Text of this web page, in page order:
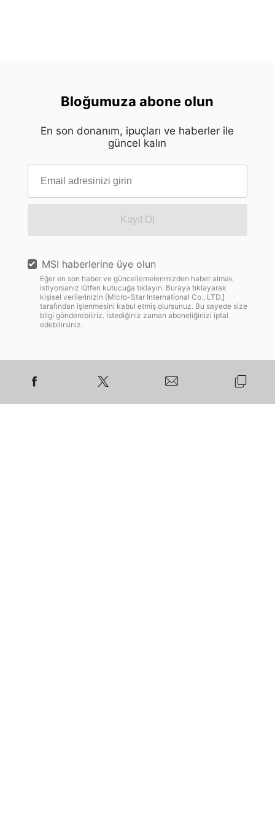
Bloğumuza abone olun
En son donanım, ipuçları ve haberler ile
güncel kalın
Kayıt Ol
MSI haberlerine üye olun
Eğer en son haber ve güncellemelerimizden haber almak
istiyorsanız lütfen kutucuğa tıklayın. Buraya tıklayarak
kişisel verilerinizin [Micro-Star International Co., LTD.]
tarafından işlenmesini kabul etmiş olursunuz. Bu sayede size
bilgi gönderebiliriz. İstediğiniz zaman aboneliğinizi iptal
edebilirsiniz.